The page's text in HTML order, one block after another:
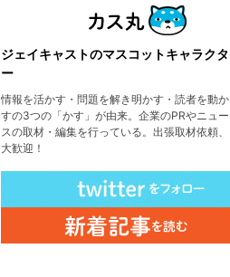
ジェイキャストのマスコットキャラクタ
ー
情報を活かす・問題を解き明かす・読者を動か
すの3つの「かす」が由来。企業のPRやニュー
スの取材・編集を行っている。出張取材依頼、
大歓迎！